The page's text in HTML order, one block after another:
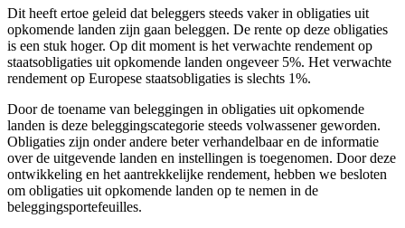
Dit heeft ertoe geleid dat beleggers steeds vaker in obligaties uit
opkomende landen zijn gaan beleggen. De rente op deze obligaties
is een stuk hoger. Op dit moment is het verwachte rendement op
staatsobligaties uit opkomende landen ongeveer 5%. Het verwachte
rendement op Europese staatsobligaties is slechts 1%.
Door de toename van beleggingen in obligaties uit opkomende
landen is deze beleggingscategorie steeds volwassener geworden.
Obligaties zijn onder andere beter verhandelbaar en de informatie
over de uitgevende landen en instellingen is toegenomen. Door deze
ontwikkeling en het aantrekkelijke rendement, hebben we besloten
om obligaties uit opkomende landen op te nemen in de
beleggingsportefeuilles.